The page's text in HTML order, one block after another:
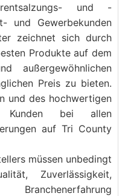
und -
und Gewerbekunden
zeichnet sich durch
Produkte auf dem
außergewöhnlichen
Preis zu bieten.
und des hochwertigen
Kunden bei allen
auf Tri County
müssen unbedingt
Zuverlässigkeit,